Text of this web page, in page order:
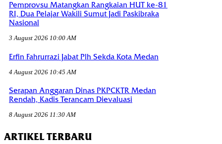
Pemprovsu Matangkan Rangkaian HUT ke-81
RI, Dua Pelajar Wakili Sumut Jadi Paskibraka
Nasional
3 August 2026 10:00 AM
Erfin Fahrurrazi Jabat Plh Sekda Kota Medan
4 August 2026 10:45 AM
Serapan Anggaran Dinas PKPCKTR Medan
Rendah, Kadis Terancam Dievaluasi
8 August 2026 11:30 AM
ARTIKEL TERBARU